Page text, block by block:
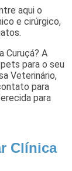
aqui o
e cirúrgico,
Curuçá? A
para o seu
Veterinário,
para
para
Clínica